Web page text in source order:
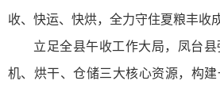
收、快运、快烘，全力守住夏粮丰收
立足全县午收工作大局，凤台
机、烘干、仓储三大核心资源，构